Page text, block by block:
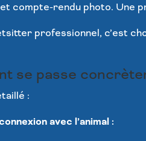
compte-rendu photo. Une
professionnel, c’est
se passe
:
avec l’animal :